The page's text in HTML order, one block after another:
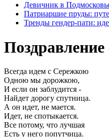
Девичник в
Патриаршие пруды:
Тренды гендер-пати:
Всегда идем с Сережкою
Одною мы дорожкою,
И если он заблудится -
Найдет дорогу спутница.
А он идет, не мается.
Идет, не спотыкается.
Все потому, что лучшая
Есть у него попутчица.